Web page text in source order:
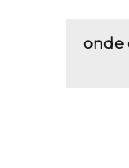
onde